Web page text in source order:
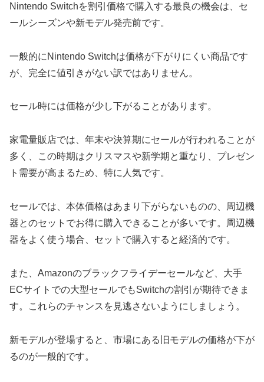
Nintendo Switchを割引価格で購入する最良の機会は、セ
ールシーズンや新モデル発売前です。
一般的にNintendo Switchは価格が下がりにくい商品です
が、完全に値引きがない訳ではありません。
セール時には価格が少し下がることがあります。
家電量販店では、年末や決算期にセールが行われることが
多く、この時期はクリスマスや新学期と重なり、プレゼン
ト需要が高まるため、特に人気です。
セールでは、本体価格はあまり下がらないものの、周辺機
器とのセットでお得に購入できることが多いです。周辺機
器をよく使う場合、セットで購入すると経済的です。
また、Amazonのブラックフライデーセールなど、大手
ECサイトでの大型セールでもSwitchの割引が期待できま
す。これらのチャンスを見逃さないようにしましょう。
新モデルが登場すると、市場にある旧モデルの価格が下が
るのが一般的です。